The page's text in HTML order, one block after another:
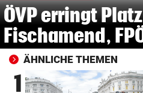
ÖVP erringt
Fischamend,
ÄHNLICHE THEMEN
1